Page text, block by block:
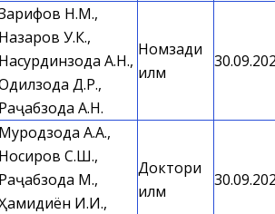
Н.М.,
Назаров У.К.,
Насурдинзода А.Н.,
Д.Р.,
Раҷабзода А.Н.
Номзади
илм
Муродзода А.А.,
Носиров С.Ш.,
Раҷабзода М.,
И.И.,
Доктори
илм